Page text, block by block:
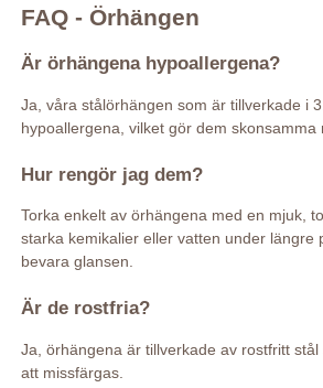
FAQ - Örhängen
Är örhängena hypoallergena?
Ja, våra stålörhängen som är tillverkade i
hypoallergena, vilket gör dem skonsamma
Hur rengör jag dem?
Torka enkelt av örhängena med en mjuk,
starka kemikalier eller vatten under längre
bevara glansen.
Är de rostfria?
Ja, örhängena är tillverkade av rostfritt
att missfärgas.